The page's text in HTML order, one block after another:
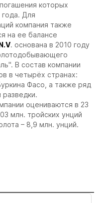
которых
Для
компания также
на ее балансе
. основана в 2010 году
В состав компании
в четырёх странах:
Фасо, а также ряд
разведки.
оцениваются в 23
млн. тройских унций
– 8,9 млн. унций.